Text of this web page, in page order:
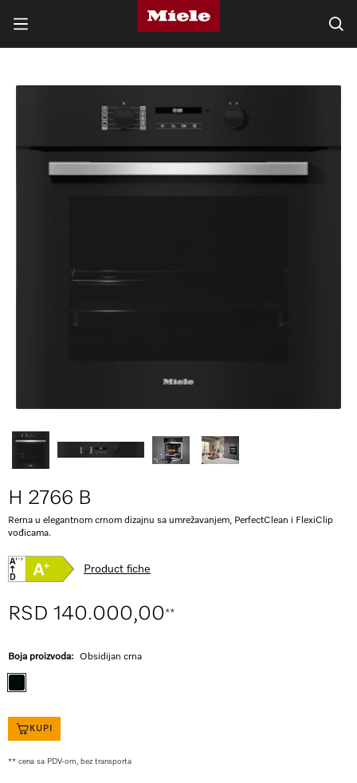
H 2766 B
Rerna u elegantnom crnom dizajnu sa umrežavanjem, PerfectClean i FlexiClip
vođicama.
Product fiche
RSD 140.000,00**
Boja proizvoda: Obsidijan crna
KUPI
** cena sa PDV-om, bez transporta